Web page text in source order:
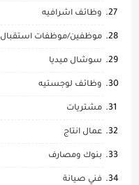
وظائف اشرافيه
موظفين/موظفات استقبال
سوشال ميديا
وظائف لوجستيه
مشتريات
عمال انتاج
بنوك ومصارف
فني صيانة